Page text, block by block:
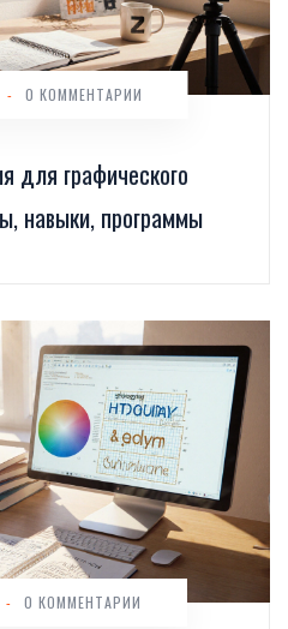
для графического
навыки, программы
- 0 КОММЕНТАРИИ
- 0 КОММЕНТАРИИ